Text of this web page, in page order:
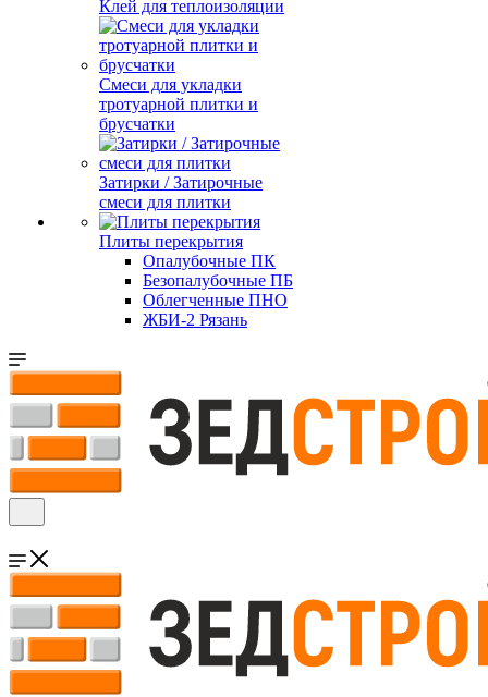
Клей для теплоизоляции
Смеси для укладки
тротуарной плитки и
брусчатки
Затирки / Затирочные
смеси для плитки
Плиты перекрытия
Опалубочные ПК
Безопалубочные ПБ
Облегченные ПНО
ЖБИ-2 Рязань